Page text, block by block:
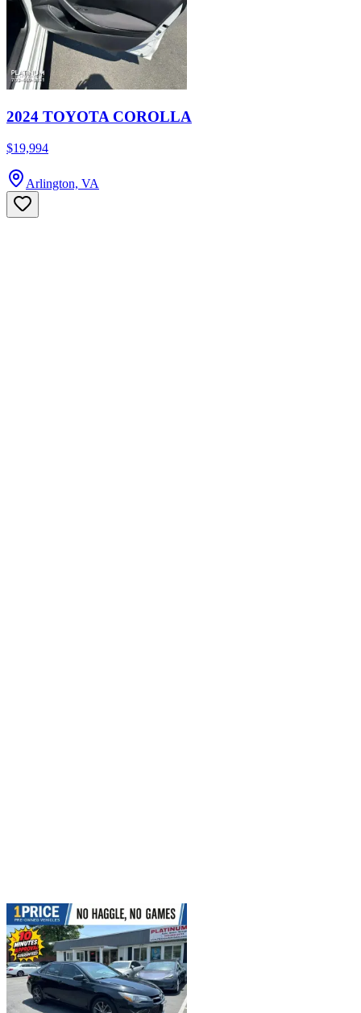
2024 TOYOTA COROLLA
$19,994
Arlington, VA